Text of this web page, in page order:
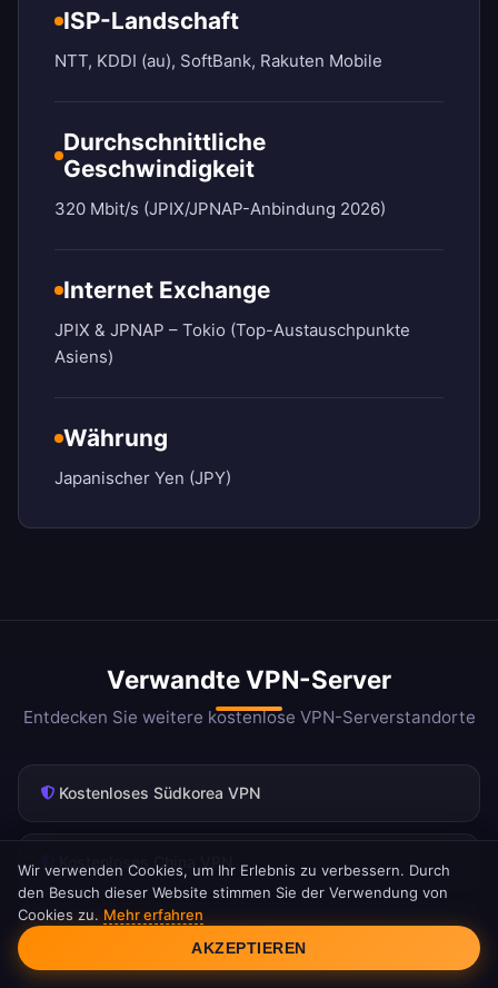
ISP-Landschaft
NTT, KDDI (au), SoftBank, Rakuten Mobile
Durchschnittliche
Geschwindigkeit
320 Mbit/s (JPIX/JPNAP-Anbindung 2026)
Internet Exchange
JPIX & JPNAP – Tokio (Top-Austauschpunkte
Asiens)
Währung
Japanischer Yen (JPY)
Verwandte VPN-Server
Entdecken Sie weitere kostenlose VPN-Serverstandorte
Kostenloses Südkorea VPN
Kostenloses China VPN
Kostenloses Taiwan VPN
Cookie-Einwilligung
Wir verwenden Cookies, um Ihr Erlebnis zu verbessern. Durch
den Besuch dieser Website stimmen Sie der Verwendung von
Cookies zu. Mehr erfahren
AKZEPTIEREN